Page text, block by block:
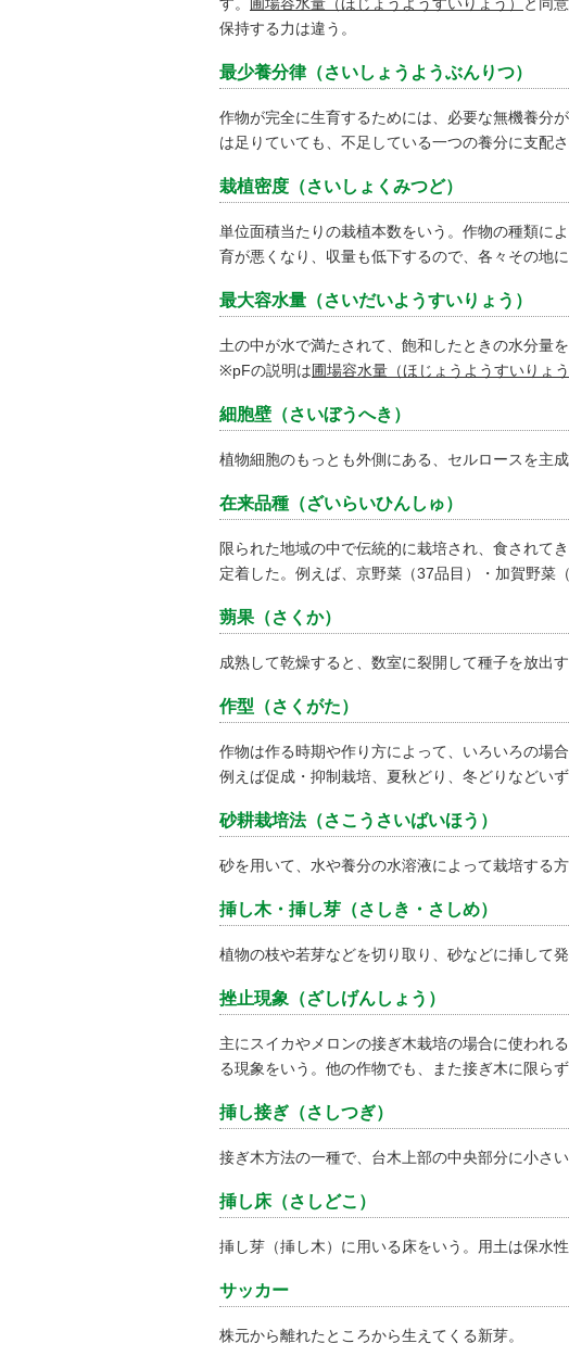
保持する力は違う。
最少養分律（さいしょうようぶんりつ）
作物が完全に生育するためには、必要な無機養分
は足りていても、不足している一つの養分に支配
栽植密度（さいしょくみつど）
単位面積当たりの栽植本数をいう。作物の種類に
育が悪くなり、収量も低下するので、各々その地
最大容水量（さいだいようすいりょう）
土の中が水で満たされて、飽和したときの水分量
※pFの説明は圃場容水量（ほじょうようすいりょう
細胞壁（さいぼうへき）
植物細胞のもっとも外側にある、セルロースを主
在来品種（ざいらいひんしゅ）
限られた地域の中で伝統的に栽培され、食されて
定着した。例えば、京野菜（37品目）・加賀野菜
蒴果（さくか）
成熟して乾燥すると、数室に裂開して種子を放出す
作型（さくがた）
作物は作る時期や作り方によって、いろいろの場
例えば促成・抑制栽培、夏秋どり、冬どりなどいず
砂耕栽培法（さこうさいばいほう）
砂を用いて、水や養分の水溶液によって栽培する方
挿し木・挿し芽（さしき・さしめ）
植物の枝や若芽などを切り取り、砂などに挿して
挫止現象（ざしげんしょう）
主にスイカやメロンの接ぎ木栽培の場合に使われ
る現象をいう。他の作物でも、また接ぎ木に限らず
挿し接ぎ（さしつぎ）
接ぎ木方法の一種で、台木上部の中央部分に小さ
挿し床（さしどこ）
挿し芽（挿し木）に用いる床をいう。用土は保水
サッカー
株元から離れたところから生えてくる新芽。